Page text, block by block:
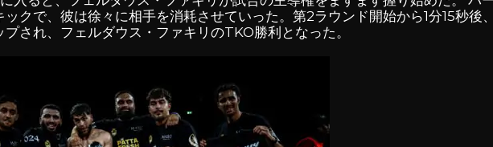
ックで、彼は徐々に相手を消耗させていった。第2ラウンド開始から1分15秒後
され、フェルダウス・ファキリのTKO勝利となった。